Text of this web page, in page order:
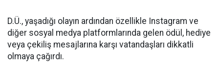
D.Ü., yaşadığı olayın ardından özellikle Instagram ve
diğer sosyal medya platformlarında gelen ödül, hediye
veya çekiliş mesajlarına karşı vatandaşları dikkatli
olmaya çağırdı.